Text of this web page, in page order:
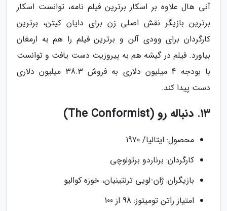
آنی هال علاوه بر اسکار برترین فیلم نامه، توانست اسکار
برترین بازیگر نقش اصلی زن برای دایان کیتن، برترین
کارگردان برای وودی آلن و برترین فیلم را هم به ارمغان
بیاورد. فیلم در گیشه هم به پیروزیت دست یافت و توانست
با بودجه 4 میلیون دلاری به فروش 38.3 میلیون دلاری
دست پیدا کند.
13. دنباله رو (The Conformist)
محصول: ایتالیا/ 1970
کارگردان: برناردو برتولوچی
بازیگران: ژان-لویی ترنتینیان، خوزه کوالیو
امتیاز راتن تومیتوز: 98 از 100